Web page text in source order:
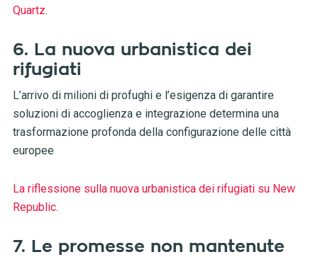
Quartz.
6. La nuova urbanistica dei
rifugiati
L’arrivo di milioni di profughi e l’esigenza di garantire
soluzioni di accoglienza e integrazione determina una
trasformazione profonda della configurazione delle città
europee
La riflessione sulla nuova urbanistica dei rifugiati su New
Republic.
7. Le promesse non mantenute